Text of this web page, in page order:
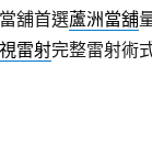
舖首選蘆洲當舖
雷射完整雷射術